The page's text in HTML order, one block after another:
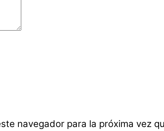
navegador para la próxima vez